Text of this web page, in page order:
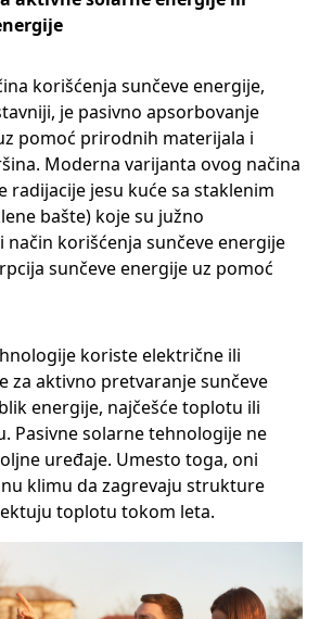
korišćenja sunčeve energije,
je pasivno apsorbovanje
pomoć prirodnih materijala i
Moderna varijanta ovog načina
radijacije jesu kuće sa staklenim
bašte) koje su južno
korišćenja sunčeve energije
sunčeve energije uz pomoć
koriste električne ili
za aktivno pretvaranje sunčeve
energije, najčešće toplotu ili
Pasivne solarne tehnologije ne
uređaje. Umesto toga, oni
klimu da zagrevaju strukture
toplotu tokom leta.